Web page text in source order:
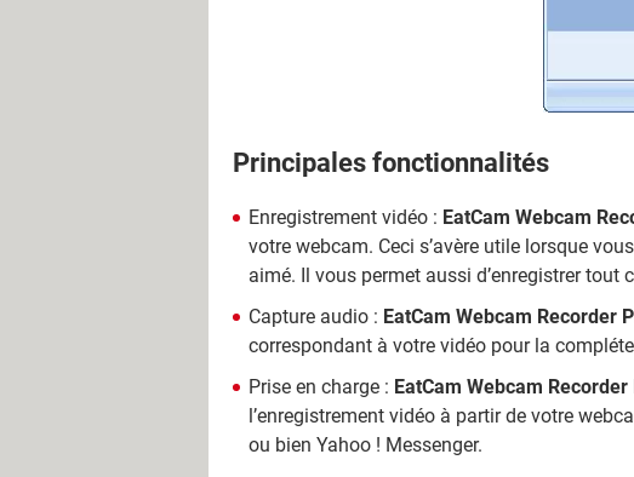
Principales fonctionnalités
Enregistrement vidéo : EatCam Webcam
votre webcam. Ceci s’avère utile lorsque
aimé. Il vous permet aussi d’enregistrer tout
Capture audio : EatCam Webcam Recorder
correspondant à votre vidéo pour la
Prise en charge : EatCam Webcam Recorder
l’enregistrement vidéo à partir de votre
ou bien Yahoo ! Messenger.